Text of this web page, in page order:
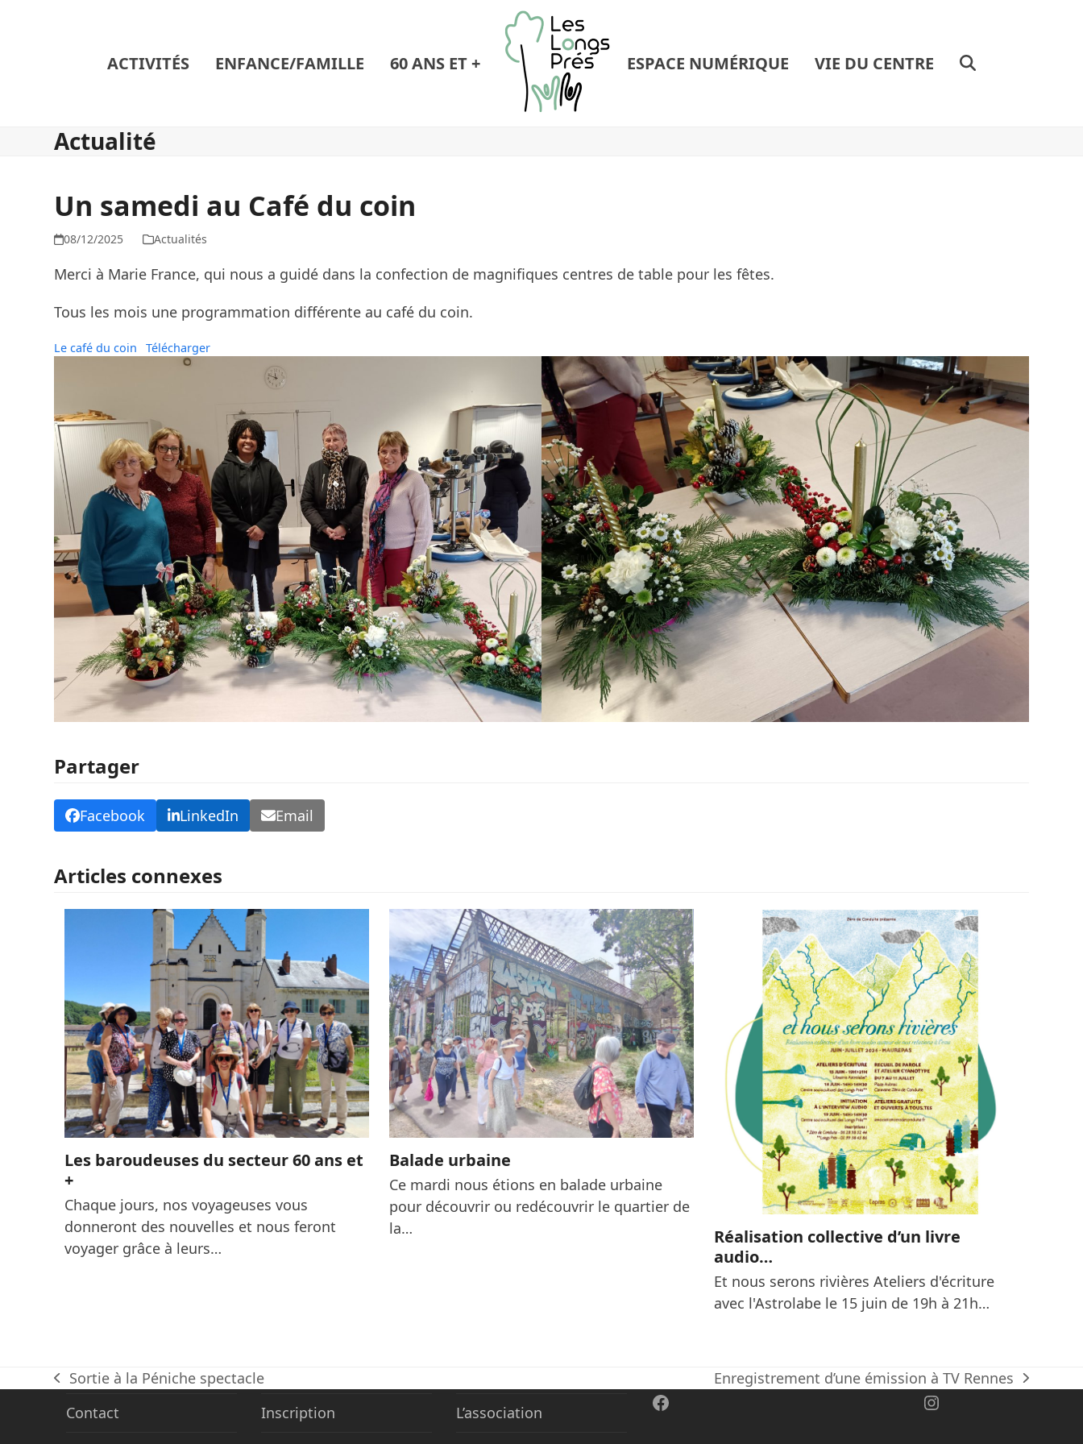
ACTIVITÉS ENFANCE/FAMILLE 60 ANS ET + ESPACE NUMÉRIQUE VIE DU CENTRE
Actualité
Un samedi au Café du coin
08/12/2025 Actualités
Merci à Marie France, qui nous a guidé dans la confection de magnifiques centres de table pour les fêtes.
Tous les mois une programmation différente au café du coin.
Le café du coin Télécharger
Partager
Facebook LinkedIn Email
Articles connexes
Les baroudeuses du secteur 60 ans et
+
Chaque jours, nos voyageuses vous
donneront des nouvelles et nous feront
voyager grâce à leurs…
Balade urbaine
Ce mardi nous étions en balade urbaine
pour découvrir ou redécouvrir le quartier de
la…
Réalisation collective d’un livre
audio…
Et nous serons rivières Ateliers d'écriture
avec l'Astrolabe le 15 juin de 19h à 21h…
previous
post:
Sortie à la Péniche spectacle
next
Enregistrement d’une émission à TV Rennes
Contact
Inscription L’association Facebook Instagram